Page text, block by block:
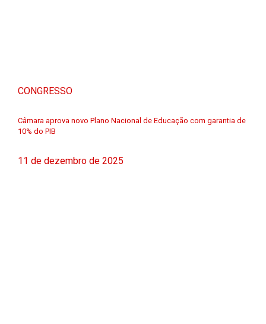
CONGRESSO
Câmara aprova novo Plano Nacional de Educação com garantia de
10% do PIB
11 de dezembro de 2025